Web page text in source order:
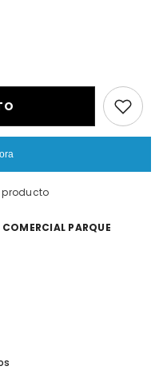
producto
PARQUE